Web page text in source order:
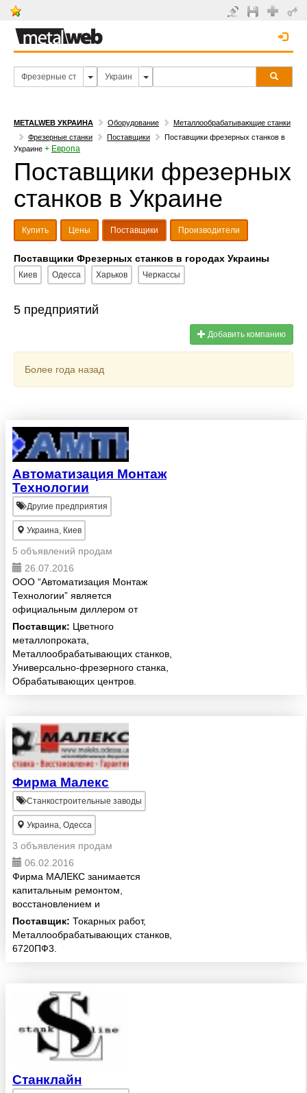
METALWEB УКРАИНА Оборудование
Металлообрабатывающие станки
Фрезерные станки
Поставщики
Поставщики фрезерных станков в
Украине + Европа
Поставщики фрезерных
станков в Украине
Купить Цены Поставщики Производители
Поставщики Фрезерных станков в городах Украины
Киев Одесса Харьков Черкассы
5 предприятий
Добавить компанию
Более года назад
Автоматизация Монтаж
Технологии
Другие предприятия
Украина, Киев
5 объявлений продам
26.07.2016
ООО “Автоматизация Монтаж
Технологии” является
официальным диллером от
производственной компании Isel
Germany.Поставляем на рынок
Украины станки с ЧПУ,
комплектующие, алюминиевый
профиль, а также ши...
Поставщик: Цветного
металлопроката,
Металлообрабатывающих станков,
Универсально-фрезерного станка,
Обрабатывающих центров.
Фирма Малекс
Станкостроительные заводы
Украина, Одесса
3 объявления продам
06.02.2016
Фирма МАЛЕКС занимается
капитальным ремонтом,
восстановлением и
модернизацией
металлообрабатывающего
оборудования, специализируясь
заинтересована в покупке ...
Поставщик: Токарных работ,
Металлообрабатывающих станков,
6720ПФ3.
Станклайн